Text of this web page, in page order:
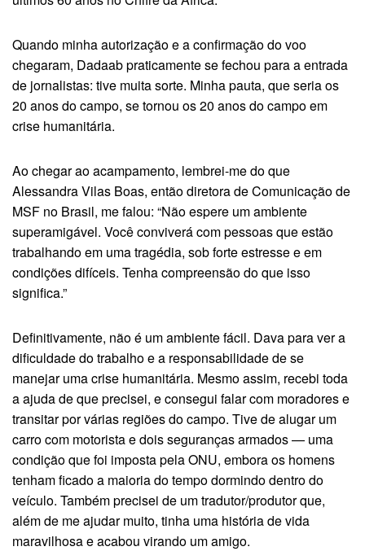
Quando minha autorização e a confirmação do voo
chegaram, Dadaab praticamente se fechou para a entrada
de jornalistas: tive muita sorte. Minha pauta, que seria os
20 anos do campo, se tornou os 20 anos do campo em
crise humanitária.
Ao chegar ao acampamento, lembrei-me do que
Alessandra Vilas Boas, então diretora de Comunicação de
MSF no Brasil, me falou: “Não espere um ambiente
superamigável. Você conviverá com pessoas que estão
trabalhando em uma tragédia, sob forte estresse e em
condições difíceis. Tenha compreensão do que isso
significa.”
Definitivamente, não é um ambiente fácil. Dava para ver a
dificuldade do trabalho e a responsabilidade de se
manejar uma crise humanitária. Mesmo assim, recebi toda
a ajuda de que precisei, e consegui falar com moradores e
transitar por várias regiões do campo. Tive de alugar um
carro com motorista e dois seguranças armados — uma
condição que foi imposta pela ONU, embora os homens
tenham ficado a maioria do tempo dormindo dentro do
veículo. Também precisei de um tradutor/produtor que,
além de me ajudar muito, tinha uma história de vida
maravilhosa e acabou virando um amigo.